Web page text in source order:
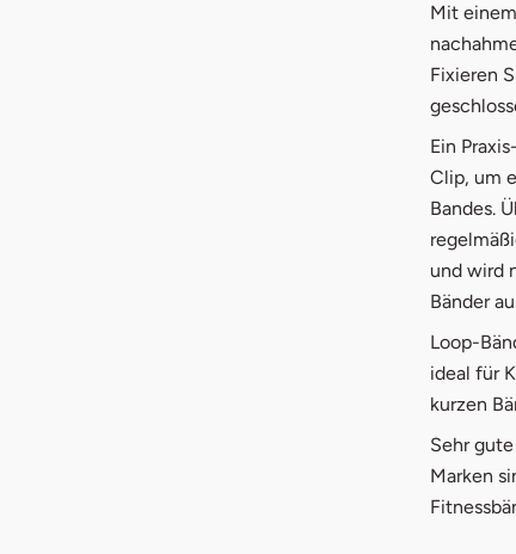
Mit
Fixieren
Ein
Clip, um
Bandes.
und wird
Bänder
Loop-
ideal für
kurzen
Sehr
Marken